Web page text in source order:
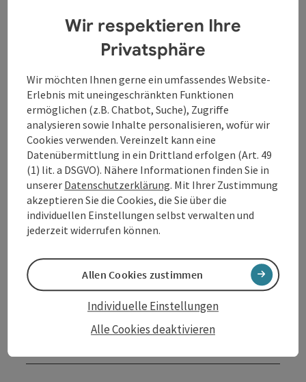
Kontakt
Öffnungszeiten
Anreise/Lage
Ausstattung
Preise
Wir respektieren Ihre
Privatsphäre
Wir möchten Ihnen gerne ein umfassendes Website-
Erlebnis mit uneingeschränkten Funktionen
ermöglichen (z.B. Chatbot, Suche), Zugriffe
analysieren sowie Inhalte personalisieren, wofür wir
Cookies verwenden. Vereinzelt kann eine
Datenübermittlung in ein Drittland erfolgen (Art. 49
(1) lit. a DSGVO). Nähere Informationen finden Sie in
unserer Datenschutzerklärung. Mit Ihrer Zustimmung
akzeptieren Sie die Cookies, die Sie über die
individuellen Einstellungen selbst verwalten und
jederzeit widerrufen können.
Alle Cookies deaktivieren
Individuelle Einstellungen
Allen Cookies zustimmen